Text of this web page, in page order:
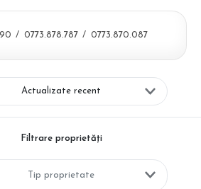
/ 0773.878.787 / 0773.870.087
Actualizate recent
Filtrare proprietăți
Tip proprietate